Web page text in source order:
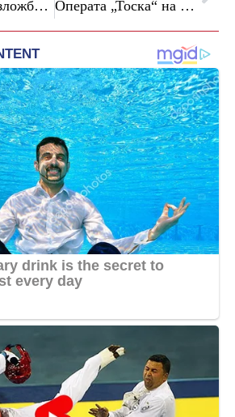
Самостојна изложба „Македонска Златна Азбука“ на Мaја Танева во Мобилната/Монтажна галерија во Скопје Операта „Тоска“ на 16 мај во рамките на 54. издание на „Мајски оперски вечери“